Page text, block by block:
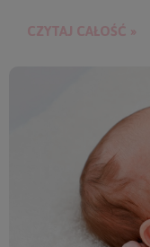
słuchawki ochronne
CZYTAJ CAŁOŚĆ »